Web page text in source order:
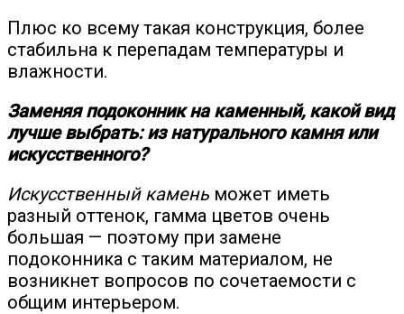
Плюс ко всему такая конструкция, более
стабильна к перепадам температуры и
влажности.
Заменяя подоконник на каменный, какой вид
лучше выбрать: из натурального камня или
искусственного?
Искусственный камень может иметь
разный оттенок, гамма цветов очень
большая — поэтому при замене
подоконника с таким материалом, не
возникнет вопросов по сочетаемости с
общим интерьером.